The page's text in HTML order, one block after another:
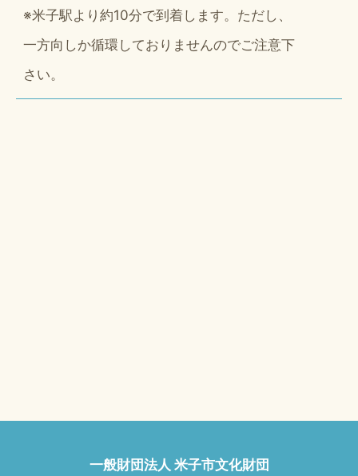
※米子駅より約10分で到着します。ただし、
一方向しか循環しておりませんのでご注意下
さい。
一般財団法人 米子市文化財団